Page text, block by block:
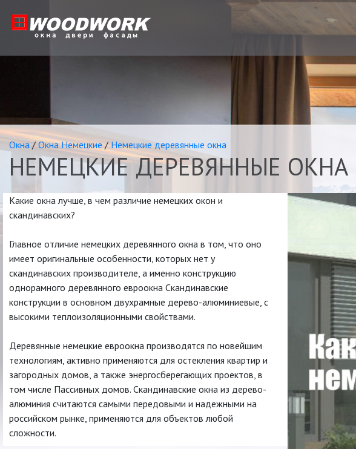
Окна /Окна Немецкие /Немецкие деревянные окна
НЕМЕЦКИЕ ДЕРЕВЯННЫЕ ОКНА
Какие окна лучше, в чем различие немецких окон и
скандинавских?
Главное отличие немецких деревянного окна в том, что оно
имеет оригинальные особенности, которых нет у
скандинавских производителе, а именно конструкцию
однорамного деревянного евроокна Скандинавские
конструкции в основном двухрамные дерево-алюминиевые, с
высокими теплоизоляционными свойствами.
Деревянные немецкие евроокна производятся по новейшим
технологиям, активно применяются для остекления квартир и
загородных домов, а также энергосберегающих проектов, в
том числе Пассивных домов. Скандинавские окна из дерево-
алюминия считаются самыми передовыми и надежными на
российском рынке, применяются для объектов любой
сложности.